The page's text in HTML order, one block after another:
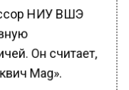
НИУ ВШЭ
Он считает,
Mag».